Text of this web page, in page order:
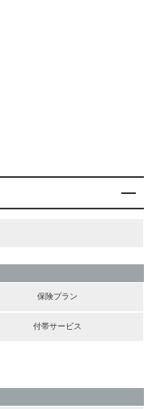
保険プラン
付帯サービス